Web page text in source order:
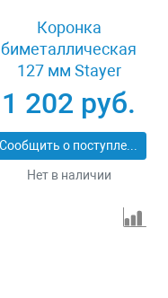
Коронка
биметаллическая
127 мм Stayer
PROFESSIONAL
29547-127
1 202 руб.
Сообщить о поступлении
Нет в наличии